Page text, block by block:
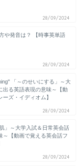
28/09/2024
や発音は？
【時事英単語
28/09/2024
「～のせいにする」～大
出る英語表現の意味～【動
ズ・イディオム】
28/09/2024
」～大学入試＆日常英会話
～【動画で覚える英会話フ
28/09/2024